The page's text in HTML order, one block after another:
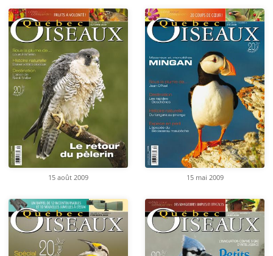
15 août 2009 15 mai 2009